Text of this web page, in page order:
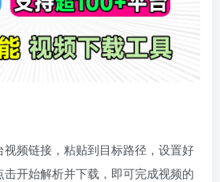
频链接，粘贴到目标路径，设置好
开始解析并下载，即可完成视频的